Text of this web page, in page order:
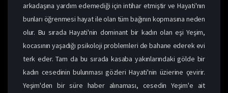
arkadaşına yardım edemediği için intihar etmiştir ve Hayati'nın
bunları öğrenmesi hayat ile olan tüm bağının kopmasına neden
olur. Bu sırada Hayati'nin dominant bir kadın olan eşi Yeşim,
kocasının yaşadığı psikoloji problemleri de bahane ederek evi
terk eder. Tam da bu sırada kasaba yakınlarındaki gölde bir
kadın cesedinin bulunması gözleri Hayati'nin üzierine çevirir.
Yeşim'den bir süre haber alınaması, cesedin Yeşim'e ait